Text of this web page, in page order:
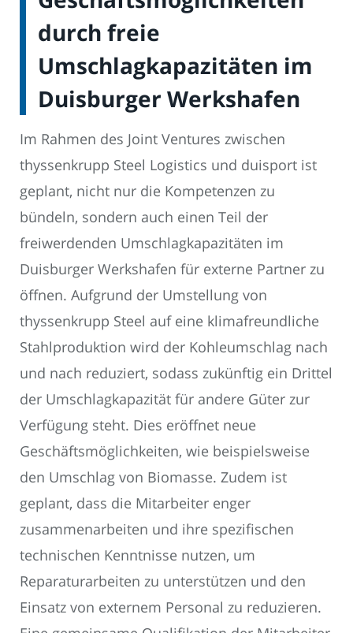
durch freie
Umschlagkapazitäten im
Duisburger Werkshafen
Im Rahmen des Joint Ventures zwischen
thyssenkrupp Steel Logistics und duisport ist
geplant, nicht nur die Kompetenzen zu
bündeln, sondern auch einen Teil der
freiwerdenden Umschlagkapazitäten im
Duisburger Werkshafen für externe Partner zu
öffnen. Aufgrund der Umstellung von
thyssenkrupp Steel auf eine klimafreundliche
Stahlproduktion wird der Kohleumschlag nach
und nach reduziert, sodass zukünftig ein Drittel
der Umschlagkapazität für andere Güter zur
Verfügung steht. Dies eröffnet neue
Geschäftsmöglichkeiten, wie beispielsweise
den Umschlag von Biomasse. Zudem ist
geplant, dass die Mitarbeiter enger
zusammenarbeiten und ihre spezifischen
technischen Kenntnisse nutzen, um
Reparaturarbeiten zu unterstützen und den
Einsatz von externem Personal zu reduzieren.